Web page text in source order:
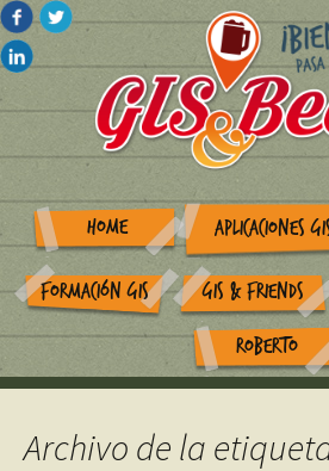
HOME APLICACIONES
FORMACIÓN GIS GIS & FRIENDS
ROBERTO
Archivo de la